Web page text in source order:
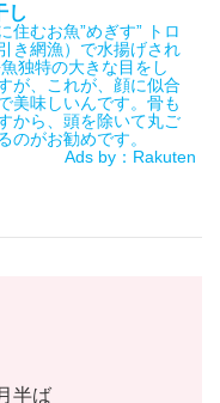
し
住むお魚”めぎす” トロ
き網漁）で水揚げされ
独特の大きな目をし
が、これが、顔に似合
美味しいんです。骨も
から、頭を除いて丸ご
のがお勧めです。
Ads by：Rakuten
半ば